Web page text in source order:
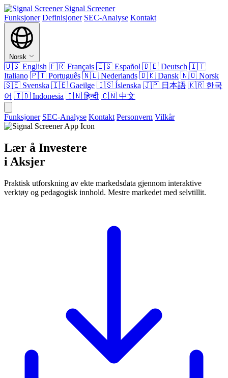
Signal Screener
Funksjoner Definisjoner SEC-Analyse Kontakt
Norsk
🇺🇸 English 🇫🇷 Français 🇪🇸 Español 🇩🇪 Deutsch 🇮🇹
Italiano 🇵🇹 Português 🇳🇱 Nederlands 🇩🇰 Dansk 🇳🇴 Norsk
🇸🇪 Svenska 🇮🇪 Gaeilge 🇮🇸 Íslenska 🇯🇵 日本語 🇰🇷 한국
어 🇮🇩 Indonesia 🇮🇳हिन्दी 🇨🇳 中文
Funksjoner SEC-Analyse Kontakt Personvern Vilkår
Lær å Investere
i Aksjer
Praktisk utforskning av ekte markedsdata gjennom interaktive
verktøy og pedagogisk innhold. Mestre markedet med selvtillit.